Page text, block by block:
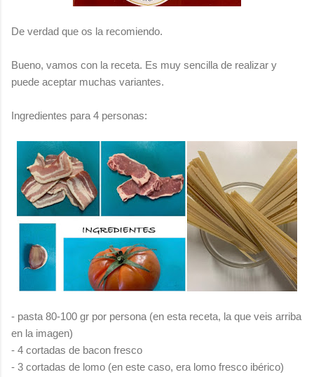
De verdad que os la recomiendo.
Bueno, vamos con la receta. Es muy sencilla de realizar y
puede aceptar muchas variantes.
Ingredientes para 4 personas:
- pasta 80-100 gr por persona (en esta receta, la que veis arriba
en la imagen)
- 4 cortadas de bacon fresco
- 3 cortadas de lomo (en este caso, era lomo fresco ibérico)